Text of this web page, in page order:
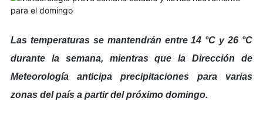
Las temperaturas se mantendrán entre 14 °C y 26 °C
durante la semana, mientras que la Dirección de
Meteorología anticipa precipitaciones para varias
zonas del país a partir del próximo domingo.